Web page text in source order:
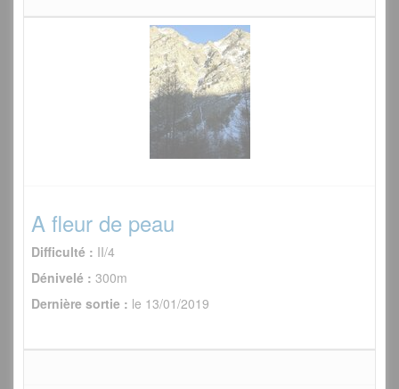
A fleur de peau
Difficulté : II/4
Dénivelé : 300m
Dernière sortie : le 13/01/2019